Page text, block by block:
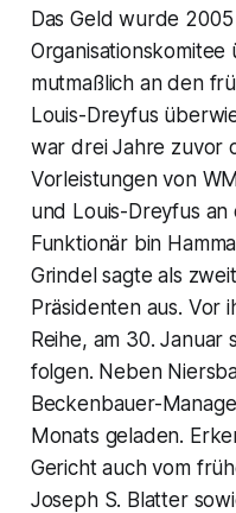
Das Geld wurde
mutmaßlich an den
Louis-Dreyfus
war drei Jahre zuvor
Vorleistungen von
und Louis-Dreyfus an
Funktionär bin
Grindel sagte als
Präsidenten aus. Vor
Reihe, am 30. Januar
folgen. Neben
Beckenbauer-
Monats geladen.
Gericht auch vom
Joseph S. Blatter